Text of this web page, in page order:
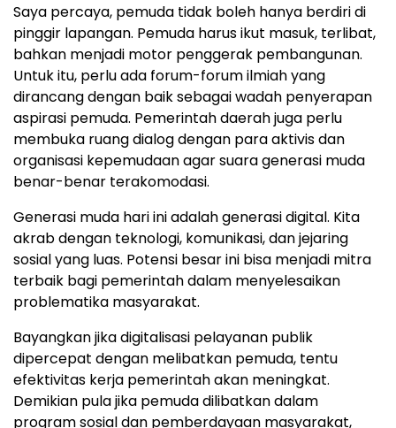
Saya percaya, pemuda tidak boleh hanya berdiri di
pinggir lapangan. Pemuda harus ikut masuk, terlibat,
bahkan menjadi motor penggerak pembangunan.
Untuk itu, perlu ada forum-forum ilmiah yang
dirancang dengan baik sebagai wadah penyerapan
aspirasi pemuda. Pemerintah daerah juga perlu
membuka ruang dialog dengan para aktivis dan
organisasi kepemudaan agar suara generasi muda
benar-benar terakomodasi.
Generasi muda hari ini adalah generasi digital. Kita
akrab dengan teknologi, komunikasi, dan jejaring
sosial yang luas. Potensi besar ini bisa menjadi mitra
terbaik bagi pemerintah dalam menyelesaikan
problematika masyarakat.
Bayangkan jika digitalisasi pelayanan publik
dipercepat dengan melibatkan pemuda, tentu
efektivitas kerja pemerintah akan meningkat.
Demikian pula jika pemuda dilibatkan dalam
program sosial dan pemberdayaan masyarakat,